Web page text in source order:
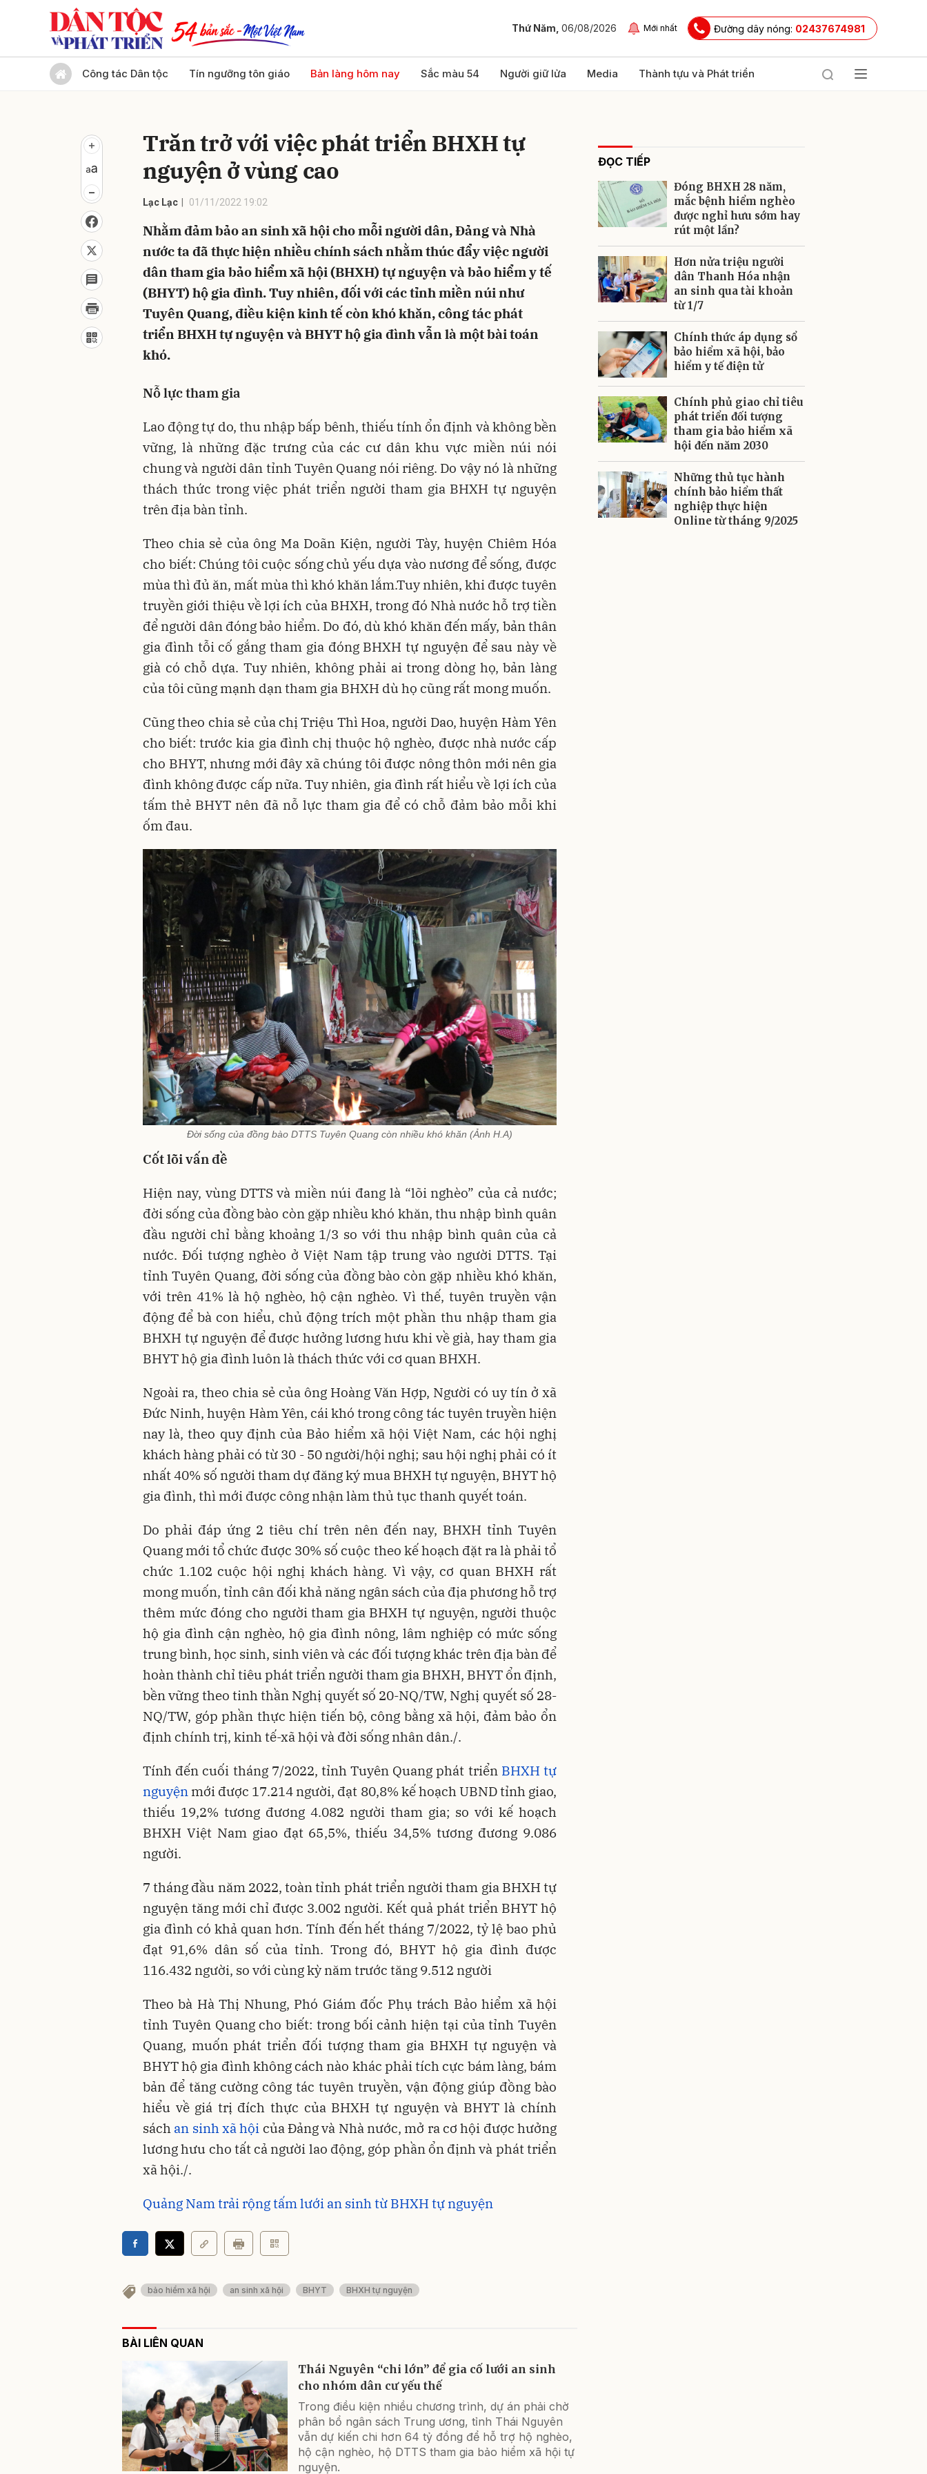
Thứ Năm, 06/08/2026 Mới nhất Đường dây nóng: 02437674981
Công tác Dân tộc Tín ngưỡng tôn giáo Bản làng hôm nay Sắc màu 54 Người giữ lửa Media Thành tựu và Phát triển
Trăn trở với việc phát triển BHXH tự
nguyện ở vùng cao
Lạc Lạc 01/11/2022 19:02
Nhằm đảm bảo an sinh xã hội cho mỗi người dân, Đảng và Nhà
nước ta đã thực hiện nhiều chính sách nhằm thúc đẩy việc người
dân tham gia bảo hiểm xã hội (BHXH) tự nguyện và bảo hiểm y tế
(BHYT) hộ gia đình. Tuy nhiên, đối với các tỉnh miền núi như
Tuyên Quang, điều kiện kinh tế còn khó khăn, công tác phát
triển BHXH tự nguyện và BHYT hộ gia đình vẫn là một bài toán
khó.
Nỗ lực tham gia
Lao động tự do, thu nhập bấp bênh, thiếu tính ổn định và không bền
vững, là những đặc trưng của các cư dân khu vực miền núi nói
chung và người dân tỉnh Tuyên Quang nói riêng. Do vậy nó là những
thách thức trong việc phát triển người tham gia BHXH tự nguyện
trên địa bàn tỉnh.
Theo chia sẻ của ông Ma Doãn Kiện, người Tày, huyện Chiêm Hóa
cho biết: Chúng tôi cuộc sống chủ yếu dựa vào nương để sống, được
mùa thì đủ ăn, mất mùa thì khó khăn lắm.Tuy nhiên, khi được tuyên
truyền giới thiệu về lợi ích của BHXH, trong đó Nhà nước hỗ trợ tiền
để người dân đóng bảo hiểm. Do đó, dù khó khăn đến mấy, bản thân
gia đình tỗi cố gắng tham gia đóng BHXH tự nguyện để sau này về
già có chỗ dựa. Tuy nhiên, không phải ai trong dòng họ, bản làng
của tôi cũng mạnh dạn tham gia BHXH dù họ cũng rất mong muốn.
Cũng theo chia sẻ của chị Triệu Thì Hoa, người Dao, huyện Hàm Yên
cho biết: trước kia gia đình chị thuộc hộ nghèo, được nhà nước cấp
cho BHYT, nhưng mới đây xã chúng tôi được nông thôn mới nên gia
đình không được cấp nữa. Tuy nhiên, gia đình rất hiểu về lợi ích của
tấm thẻ BHYT nên đã nỗ lực tham gia để có chỗ đảm bảo mỗi khi
ốm đau.
Đời sống của đồng bào DTTS Tuyên Quang còn nhiều khó khăn (Ảnh H.A)
Cốt lõi vấn đề
Hiện nay, vùng DTTS và miền núi đang là “lõi nghèo” của cả nước;
đời sống của đồng bào còn gặp nhiều khó khăn, thu nhập bình quân
đầu người chỉ bằng khoảng 1/3 so với thu nhập bình quân của cả
nước. Đối tượng nghèo ở Việt Nam tập trung vào người DTTS. Tại
tỉnh Tuyên Quang, đời sống của đồng bào còn gặp nhiều khó khăn,
với trên 41% là hộ nghèo, hộ cận nghèo. Vì thế, tuyên truyền vận
động để bà con hiểu, chủ động trích một phần thu nhập tham gia
BHXH tự nguyện để được hưởng lương hưu khi về già, hay tham gia
BHYT hộ gia đình luôn là thách thức với cơ quan BHXH.
Ngoài ra, theo chia sẻ của ông Hoàng Văn Hợp, Người có uy tín ở xã
Đức Ninh, huyện Hàm Yên, cái khó trong công tác tuyên truyền hiện
nay là, theo quy định của Bảo hiểm xã hội Việt Nam, các hội nghị
khách hàng phải có từ 30 - 50 người/hội nghị; sau hội nghị phải có ít
nhất 40% số người tham dự đăng ký mua BHXH tự nguyện, BHYT hộ
gia đình, thì mới được công nhận làm thủ tục thanh quyết toán.
Do phải đáp ứng 2 tiêu chí trên nên đến nay, BHXH tỉnh Tuyên
Quang mới tổ chức được 30% số cuộc theo kế hoạch đặt ra là phải tổ
chức 1.102 cuộc hội nghị khách hàng. Vì vậy, cơ quan BHXH rất
mong muốn, tỉnh cân đối khả năng ngân sách của địa phương hỗ trợ
thêm mức đóng cho người tham gia BHXH tự nguyện, người thuộc
hộ gia đình cận nghèo, hộ gia đình nông, lâm nghiệp có mức sống
trung bình, học sinh, sinh viên và các đối tượng khác trên địa bàn để
hoàn thành chỉ tiêu phát triển người tham gia BHXH, BHYT ổn định,
bền vững theo tinh thần Nghị quyết số 20-NQ/TW, Nghị quyết số 28-
NQ/TW, góp phần thực hiện tiến bộ, công bằng xã hội, đảm bảo ổn
định chính trị, kinh tế-xã hội và đời sống nhân dân./.
Tính đến cuối tháng 7/2022, tỉnh Tuyên Quang phát triển BHXH tự
nguyện mới được 17.214 người, đạt 80,8% kế hoạch UBND tỉnh giao,
thiếu 19,2% tương đương 4.082 người tham gia; so với kế hoạch
BHXH Việt Nam giao đạt 65,5%, thiếu 34,5% tương đương 9.086
người.
7 tháng đầu năm 2022, toàn tỉnh phát triển người tham gia BHXH tự
nguyện tăng mới chỉ được 3.002 người. Kết quả phát triển BHYT hộ
gia đình có khả quan hơn. Tính đến hết tháng 7/2022, tỷ lệ bao phủ
đạt 91,6% dân số của tỉnh. Trong đó, BHYT hộ gia đình được
116.432 người, so với cùng kỳ năm trước tăng 9.512 người
Theo bà Hà Thị Nhung, Phó Giám đốc Phụ trách Bảo hiểm xã hội
tỉnh Tuyên Quang cho biết: trong bối cảnh hiện tại của tỉnh Tuyên
Quang, muốn phát triển đối tượng tham gia BHXH tự nguyện và
BHYT hộ gia đình không cách nào khác phải tích cực bám làng, bám
bản để tăng cường công tác tuyên truyền, vận động giúp đồng bào
hiểu về giá trị đích thực của BHXH tự nguyện và BHYT là chính
sách an sinh xã hội của Đảng và Nhà nước, mở ra cơ hội được hưởng
lương hưu cho tất cả người lao động, góp phần ổn định và phát triển
xã hội./.
Quảng Nam trải rộng tấm lưới an sinh từ BHXH tự nguyện
bảo hiểm xã hội an sinh xã hội BHYT BHXH tự nguyện
BÀI LIÊN QUAN
Thái Nguyên “chi lớn” để gia cố lưới an sinh
cho nhóm dân cư yếu thế
Trong điều kiện nhiều chương trình, dự án phải chờ
phân bổ ngân sách Trung ương, tỉnh Thái Nguyên
vẫn dự kiến chi hơn 64 tỷ đồng để hỗ trợ hộ nghèo,
hộ cận nghèo, hộ DTTS tham gia bảo hiểm xã hội tự
nguyện.
ĐỌC TIẾP
Đóng BHXH 28 năm,
mắc bệnh hiểm nghèo
được nghỉ hưu sớm hay
rút một lần?
Hơn nửa triệu người
dân Thanh Hóa nhận
an sinh qua tài khoản
từ 1/7
Chính thức áp dụng sổ
bảo hiểm xã hội, bảo
hiểm y tế điện tử
Chính phủ giao chỉ tiêu
phát triển đối tượng
tham gia bảo hiểm xã
hội đến năm 2030
Những thủ tục hành
chính bảo hiểm thất
nghiệp thực hiện
Online từ tháng 9/2025
Gửi bình luận
Gửi